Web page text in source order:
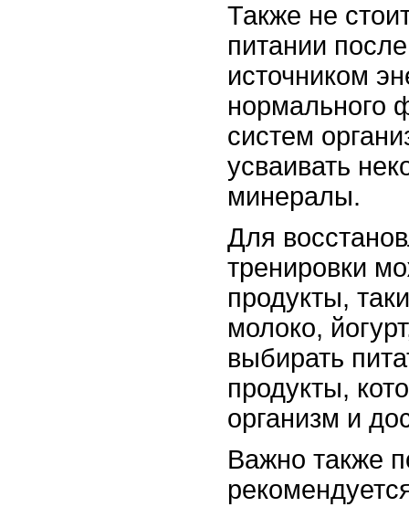
Также не
питании
источником
нормального
систем
усваивать
минералы.
Для
тренировки
продукты,
молоко,
выбирать
продукты,
организм и
Важно также